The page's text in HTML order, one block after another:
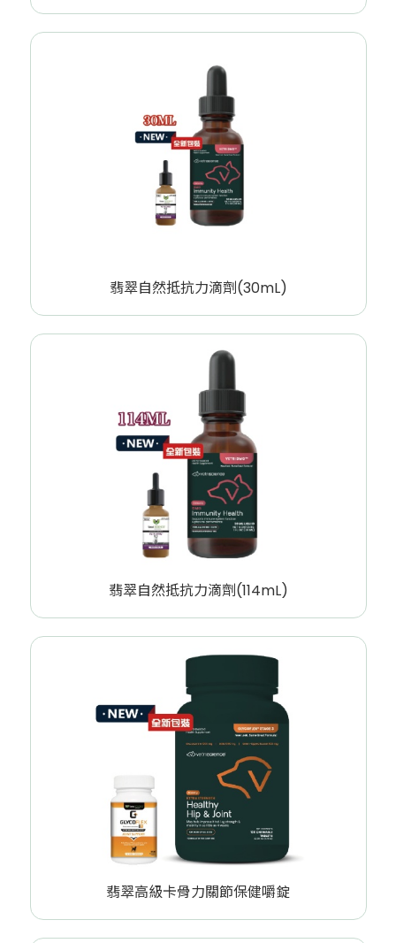
翡翠自然抵抗力滴劑(30mL)
翡翠自然抵抗力滴劑(114mL)
翡翠高級卡骨力關節保健嚼錠